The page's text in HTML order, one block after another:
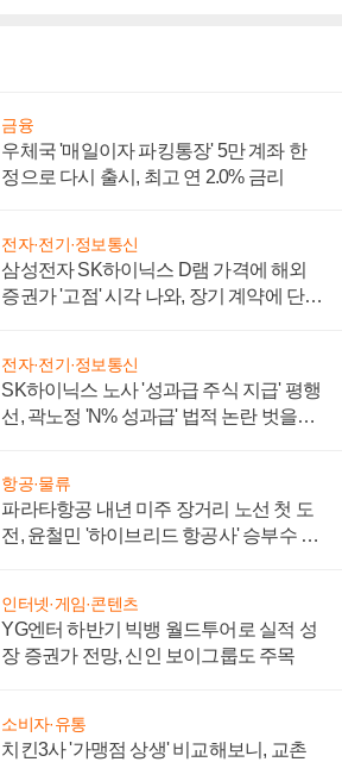
금융
우체국 '매일이자 파킹통장' 5만 계좌 한
정으로 다시 출시, 최고 연 2.0% 금리
전자·전기·정보통신
삼성전자 SK하이닉스 D램 가격에 해외
증권가 '고점' 시각 나와, 장기 계약에 단점
전자·전기·정보통신
SK하이닉스 노사 '성과급 주식 지급' 평행
선, 곽노정 'N% 성과급' 법적 논란 벗을지
항공·물류
파라타항공 내년 미주 장거리 노선 첫 도
전, 윤철민 '하이브리드 항공사' 승부수 통
인터넷·게임·콘텐츠
YG엔터 하반기 빅뱅 월드투어로 실적 성
장 증권가 전망, 신인 보이그룹도 주목
소비자·유통
치킨3사 '가맹점 상생' 비교해보니, 교촌